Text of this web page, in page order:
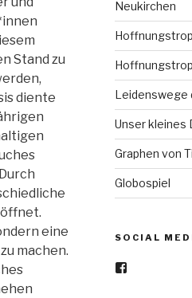
Stand zu
diente
eine
machen.
Neukirchen
Leidenswege
Unser kleines
Graphen von
Globospiel
SOCIAL